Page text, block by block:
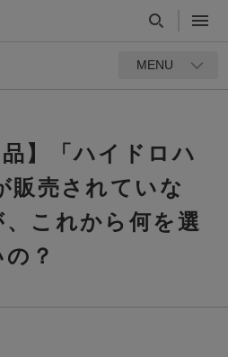
MENU
品】「ハイドロハ
販売されていな
これから何を選
？